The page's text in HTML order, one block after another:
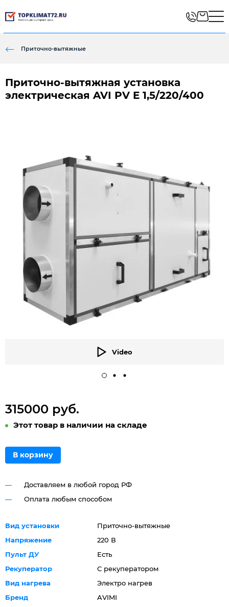
Приточно-вытяжные
Приточно-вытяжная установка
электрическая AVI PV E 1,5/220/400
Video
315000 руб.
Этот товар в наличии на складе
В корзину
Доставляем в любой город РФ
Оплата любым способом
Вид установки
Приточно-вытяжные
Напряжение
220 В
Пульт ДУ
Есть
Рекуператор
С рекуператором
Вид нагрева
Электро нагрев
Бренд
AVIMI